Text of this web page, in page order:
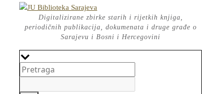
Skip
content
Digitalizirane zbirke starih i rijetkih knjiga,
periodičnih publikacija, dokumenata i druge građe o
Sarajevu i Bosni i Hercegovini